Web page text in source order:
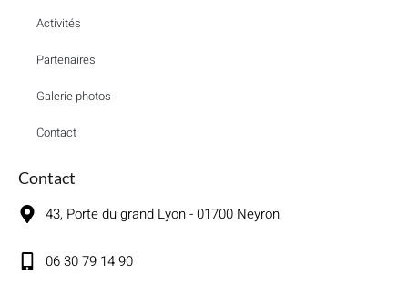
Activités
Partenaires
Galerie photos
Contact
Contact
43, Porte du grand Lyon - 01700 Neyron
06 30 79 14 90